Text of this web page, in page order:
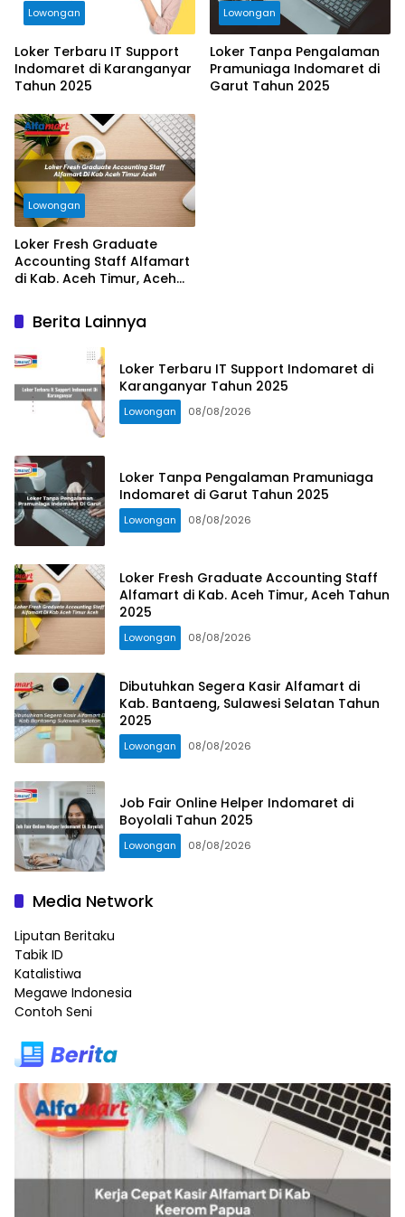
Lowongan
Loker Terbaru IT Support
Indomaret di Karanganyar
Tahun 2025
Lowongan
Loker Tanpa Pengalaman
Pramuniaga Indomaret di
Garut Tahun 2025
Lowongan
Loker Fresh Graduate
Accounting Staff Alfamart
di Kab. Aceh Timur, Aceh
Berita Lainnya
Loker Terbaru IT Support Indomaret di
Karanganyar Tahun 2025
Lowongan 08/08/2026
Loker Tanpa Pengalaman Pramuniaga
Indomaret di Garut Tahun 2025
Lowongan 08/08/2026
Loker Fresh Graduate Accounting Staff
Alfamart di Kab. Aceh Timur, Aceh Tahun
2025
Lowongan 08/08/2026
Dibutuhkan Segera Kasir Alfamart di
Kab. Bantaeng, Sulawesi Selatan Tahun
2025
Lowongan 08/08/2026
Job Fair Online Helper Indomaret di
Boyolali Tahun 2025
Lowongan 08/08/2026
Media Network
Liputan Beritaku
Tabik ID
Katalistiwa
Megawe Indonesia
Contoh Seni